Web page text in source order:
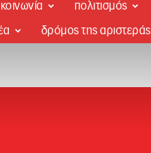
κοινωνία πολιτισμός
δρόμος της αριστεράς